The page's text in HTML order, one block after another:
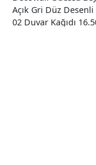
Açık Gri Düz Desenli
02 Duvar Kağıdı